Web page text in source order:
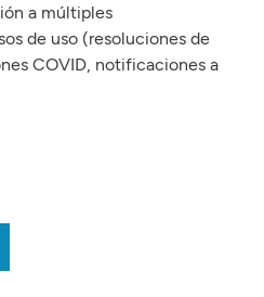
a múltiples
de uso (resoluciones de
COVID, notificaciones a